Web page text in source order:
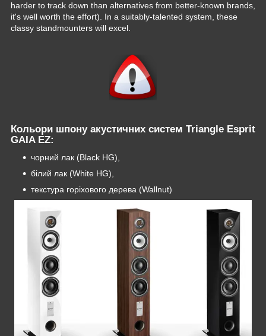
harder to track down than alternatives from better-known brands,
it's well worth the effort). In a suitably-talented system, these
classy standmounters will excel.
Кольори шпону акустичних систем Triangle Esprit
GAIA EZ:
чорний лак (Black HG),
білий лак (White HG),
текстура горіхового дерева (Wallnut)